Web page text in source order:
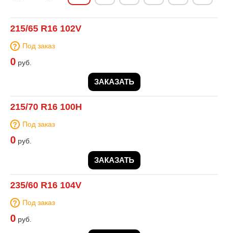
215/65 R16 102V
Под заказ
0 руб.
ЗАКАЗАТЬ
215/70 R16 100H
Под заказ
0 руб.
ЗАКАЗАТЬ
235/60 R16 104V
Под заказ
0 руб.